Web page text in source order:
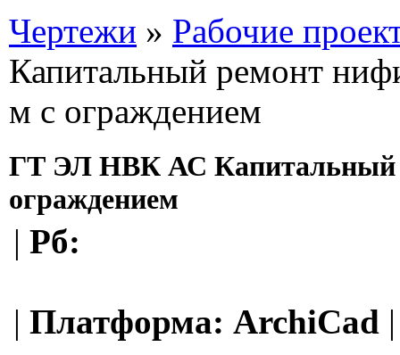
Чертежи » Рабочие
Капитальный ремонт
м с ограждением
ГТ ЭЛ НВК АС Капитальный
ограждением
| Рб:
| Платформа: ArchiCad